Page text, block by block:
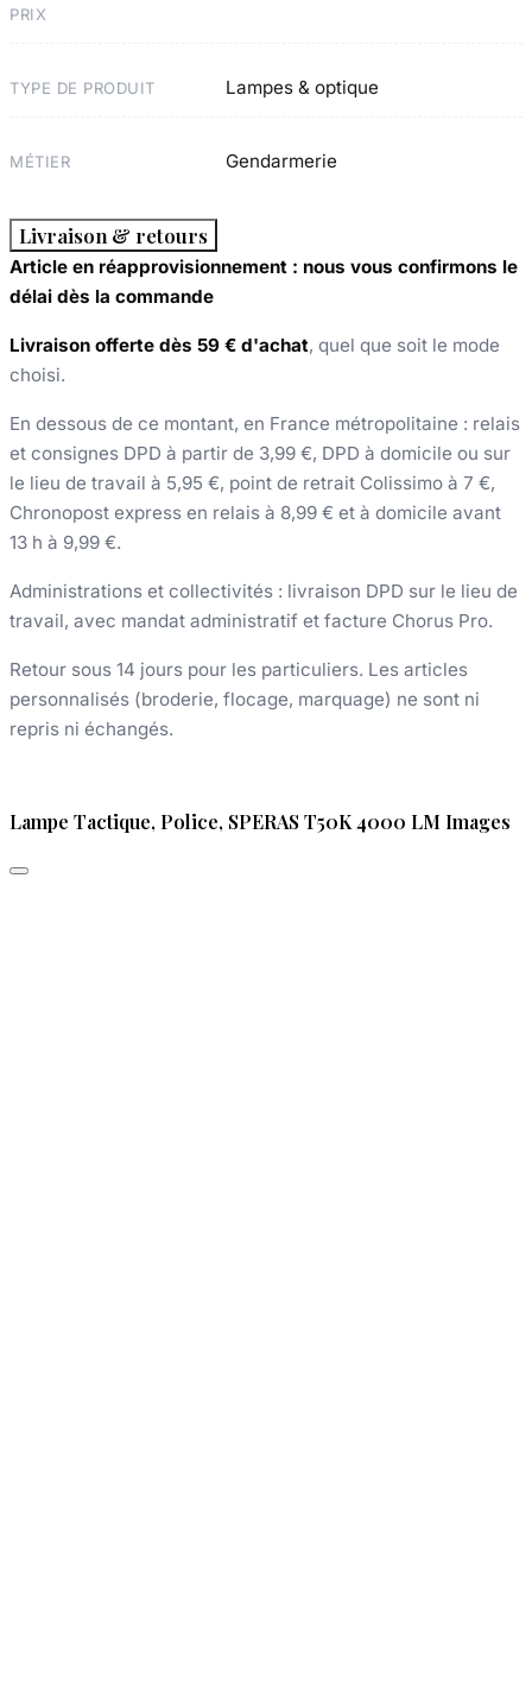
PRIX
TYPE DE PRODUIT Lampes & optique
MÉTIER Gendarmerie
Livraison & retours
Article en réapprovisionnement : nous vous confirmons le
délai dès la commande
Livraison offerte dès 59 € d'achat, quel que soit le mode
choisi.
En dessous de ce montant, en France métropolitaine : relais
et consignes DPD à partir de 3,99 €, DPD à domicile ou sur
le lieu de travail à 5,95 €, point de retrait Colissimo à 7 €,
Chronopost express en relais à 8,99 € et à domicile avant
13 h à 9,99 €.
Administrations et collectivités : livraison DPD sur le lieu de
travail, avec mandat administratif et facture Chorus Pro.
Retour sous 14 jours pour les particuliers. Les articles
personnalisés (broderie, flocage, marquage) ne sont ni
repris ni échangés.
Lampe Tactique, Police, SPERAS T50K 4000 LM Images